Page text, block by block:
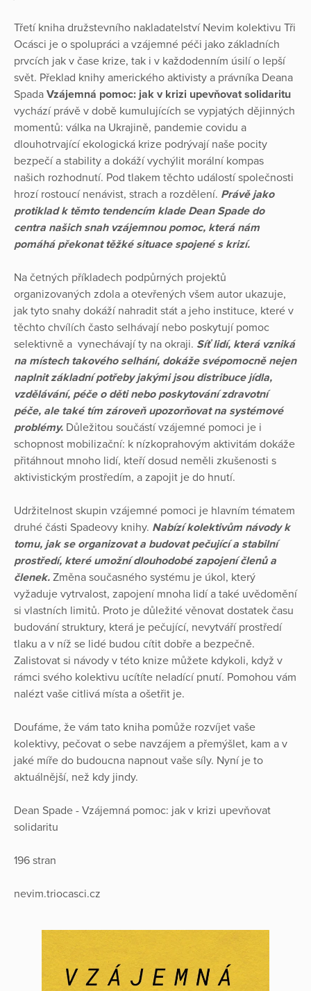
Třetí kniha družstevního nakladatelství Nevim kolektivu Tři
Ocásci je o spolupráci a vzájemné péči jako základních
prvcích jak v čase krize, tak i v každodenním úsilí o lepší
svět. Překlad knihy amerického aktivisty a právníka Deana
Spada Vzájemná pomoc: jak v krizi upevňovat solidaritu
vychází právě v době kumulujících se vypjatých dějinných
momentů: válka na Ukrajině, pandemie covidu a
dlouhotrvající ekologická krize podrývají naše pocity
bezpečí a stability a dokáží vychýlit morální kompas
našich rozhodnutí. Pod tlakem těchto událostí společnosti
hrozí rostoucí nenávist, strach a rozdělení. Právě jako
protiklad k těmto tendencím klade Dean Spade do
centra našich snah vzájemnou pomoc, která nám
pomáhá překonat těžké situace spojené s krizí.
Na četných příkladech podpůrných projektů
organizovaných zdola a otevřených všem autor ukazuje,
jak tyto snahy dokáží nahradit stát a jeho instituce, které v
těchto chvílích často selhávají nebo poskytují pomoc
selektivně a vynechávají ty na okraji. Síť lidí, která vzniká
na místech takového selhání, dokáže svépomocně nejen
naplnit základní potřeby jakými jsou distribuce jídla,
vzdělávání, péče o děti nebo poskytování zdravotní
péče, ale také tím zároveň upozorňovat na systémové
problémy. Důležitou součástí vzájemné pomoci je i
schopnost mobilizační: k nízkoprahovým aktivitám dokáže
přitáhnout mnoho lidí, kteří dosud neměli zkušenosti s
aktivistickým prostředím, a zapojit je do hnutí.
Udržitelnost skupin vzájemné pomoci je hlavním tématem
druhé části Spadeovy knihy. Nabízí kolektivům návody k
tomu, jak se organizovat a budovat pečující a stabilní
prostředí, které umožní dlouhodobé zapojení členů a
členek. Změna současného systému je úkol, který
vyžaduje vytrvalost, zapojení mnoha lidí a také uvědomění
si vlastních limitů. Proto je důležité věnovat dostatek času
budování struktury, která je pečující, nevytváří prostředí
tlaku a v níž se lidé budou cítit dobře a bezpečně.
Zalistovat si návody v této knize můžete kdykoli, když v
rámci svého kolektivu ucítíte neladící pnutí. Pomohou vám
nalézt vaše citlivá místa a ošetřit je.
Doufáme, že vám tato kniha pomůže rozvíjet vaše
kolektivy, pečovat o sebe navzájem a přemýšlet, kam a v
jaké míře do budoucna napnout vaše síly. Nyní je to
aktuálnější, než kdy jindy.
Dean Spade - Vzájemná pomoc: jak v krizi upevňovat
solidaritu
196 stran
nevim.triocasci.cz